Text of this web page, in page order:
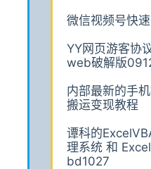
微信视频号快
YY网页游客协
web破解版
内部最新的手
搬运变现教程
谭科的
理系统 和
bd1027